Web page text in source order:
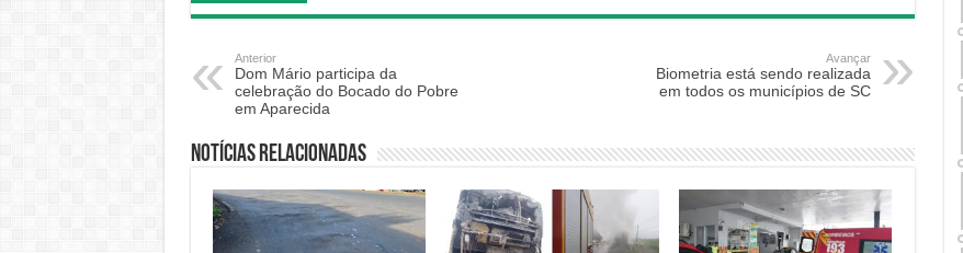
Anterior
Dom Mário participa da
celebração do Bocado do Pobre
em Aparecida
Avançar
Biometria está sendo realizada
em todos os municípios de SC
Notícias relacionadas